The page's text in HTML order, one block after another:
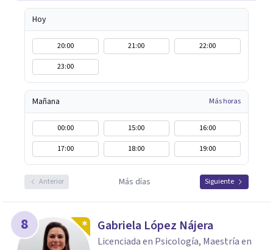
Hoy
20:00 21:00
22:00
23:00
Mañana Más horas
00:00 15:00
16:00
17:00
18:00 19:00
Anterior Más días Siguiente
8 Gabriela López Nájera
Licenciada en Psicología, Maestría en